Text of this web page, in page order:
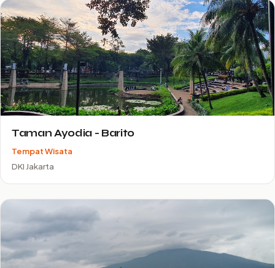
Taman Ayodia - Barito
Tempat Wisata
DKI Jakarta